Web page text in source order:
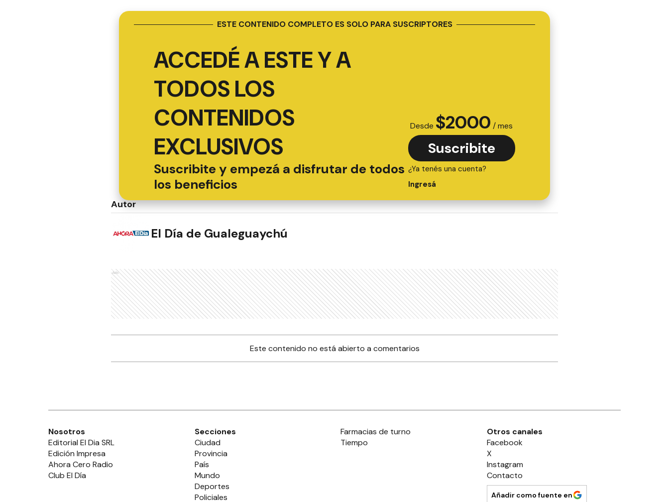
ESTE CONTENIDO COMPLETO ES SOLO PARA SUSCRIPTORES
ACCEDÉ A ESTE Y A
TODOS LOS
CONTENIDOS
EXCLUSIVOS
Suscribite y empezá a disfrutar de todos
los beneficios
Desde $2000 / mes
Suscribite
¿Ya tenés una cuenta?
Ingresá
Autor
El Día de Gualeguaychú
NOTAS RELACIONADAS
¿Cómo denunciar el uso
de pirotecnia durante
CIUDAD
Más de 20 mil personas
ingresaron al
Gualeguaychú-Fray
CIUDAD
20 por ciento de avance
CIUDAD